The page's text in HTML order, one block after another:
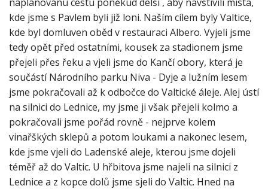
kde jsme s Pavlem byli již loni. Naším cílem byly Valtice,
kde byl domluven oběd v restauraci Albero. Vyjeli jsme
tedy opět před ostatními, kousek za stadionem jsme
přejeli přes řeku a vjeli jsme do Kančí obory, která je
součástí Národního parku Niva - Dyje a lužním lesem
jsme pokračovali až k odbočce do Valtické áleje. Alej ústí
na silnici do Lednice, my jsme ji však přejeli kolmo a
pokračovali jsme pořád rovně - nejprve kolem
vinařškých sklepů a potom loukami a nakonec lesem,
kde jsme vjeli do Ladenské aleje, kterou jsme dojeli
téměř až do Valtic. U hřbitova jsme najeli na silnici z
Lednice a z kopce dolů jsme sjeli do Valtic. Hned na